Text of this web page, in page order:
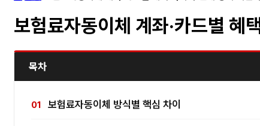
보험료자동이체 계좌·카드별 혜
목차
보험료자동이체 방식별 핵심 차이